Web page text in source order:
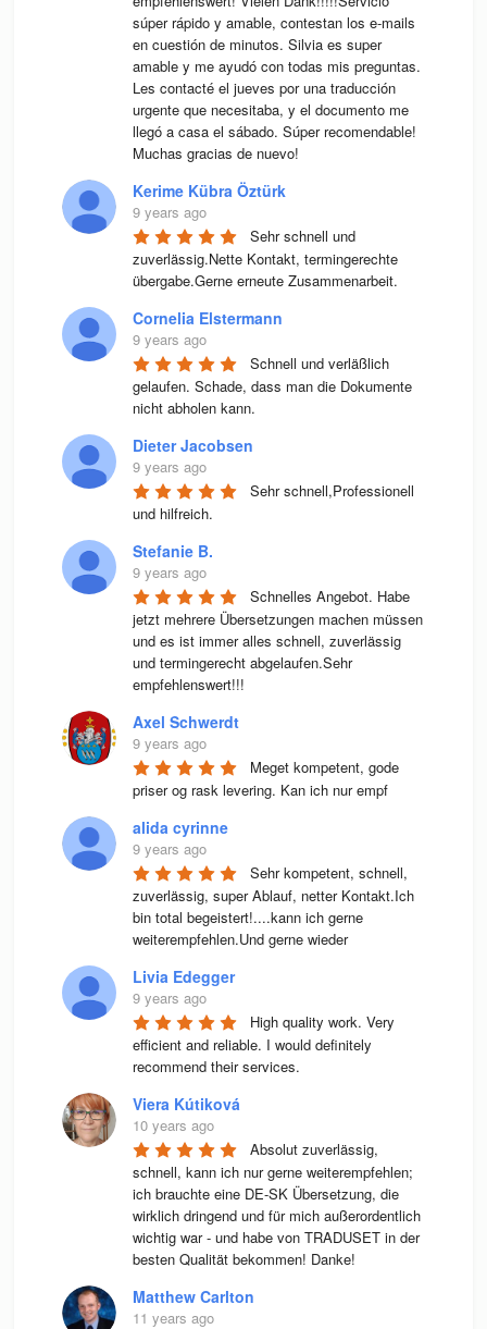
súper rápido y amable, contestan los e-mails
en cuestión de minutos. Silvia es super
amable y me ayudó con todas mis preguntas.
Les contacté el jueves por una traducción
urgente que necesitaba, y el documento me
llegó a casa el sábado. Súper recomendable!
Muchas gracias de nuevo!
Kerime Kübra Öztürk
9 years ago
Sehr schnell und
zuverlässig.Nette Kontakt, termingerechte
übergabe.Gerne erneute Zusammenarbeit.
Cornelia Elstermann
9 years ago
Schnell und verläßlich
gelaufen. Schade, dass man die Dokumente
nicht abholen kann.
Dieter Jacobsen
9 years ago
Sehr schnell,Professionell
und hilfreich.
Stefanie B.
9 years ago
Schnelles Angebot. Habe
jetzt mehrere Übersetzungen machen müssen
und es ist immer alles schnell, zuverlässig
und termingerecht abgelaufen.Sehr
empfehlenswert!!!
Axel Schwerdt
9 years ago
Meget kompetent, gode
priser og rask levering. Kan ich nur empf
alida cyrinne
9 years ago
Sehr kompetent, schnell,
zuverlässig, super Ablauf, netter Kontakt.Ich
bin total begeistert!....kann ich gerne
weiterempfehlen.Und gerne wieder
Livia Edegger
9 years ago
High quality work. Very
efficient and reliable. I would definitely
recommend their services.
Viera Kútiková
10 years ago
Absolut zuverlässig,
schnell, kann ich nur gerne weiterempfehlen;
ich brauchte eine DE-SK Übersetzung, die
wirklich dringend und für mich außerordentlich
wichtig war - und habe von TRADUSET in der
besten Qualität bekommen! Danke!
Matthew Carlton
11 years ago